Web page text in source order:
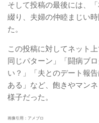
そして投稿の最後には、
綴り、夫婦の仲睦まじい
た。
この投稿に対してネット
同じパターン」「闘病ブ
い？」「夫とのデート報
ある」など、飽きやマン
様子だった。
画像引用：アメブロ